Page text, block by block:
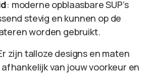
: moderne opblaasbare SUP’s
stevig en kunnen op de
worden gebruikt.
zijn talloze designs en maten
van jouw voorkeur en